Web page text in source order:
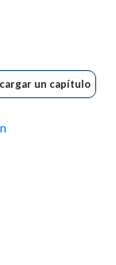
un capítulo
de
de